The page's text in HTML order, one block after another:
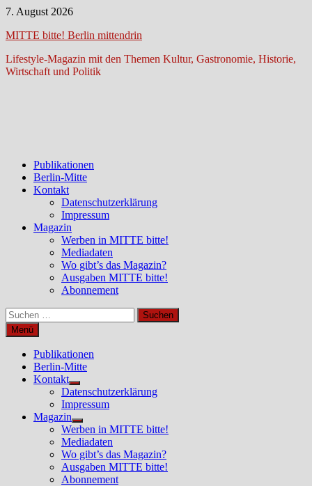
Zum
springen
7. August 2026
MITTE bitte! Berlin mittendrin
Lifestyle-Magazin mit den Themen Kultur, Gastronomie, Historie,
Wirtschaft und Politik
Publikationen
Berlin-Mitte
Kontakt
Datenschutzerklärung
Impressum
Magazin
Werben in MITTE bitte!
Mediadaten
Wo gibt’s das Magazin?
Ausgaben MITTE bitte!
Abonnement
Suchen
nach:
Menü
Publikationen
Berlin-Mitte
Kontakt
Untermenü
anzeigen
Datenschutzerklärung
Impressum
Magazin
Untermenü
anzeigen
Werben in MITTE bitte!
Mediadaten
Wo gibt’s das Magazin?
Ausgaben MITTE bitte!
Abonnement